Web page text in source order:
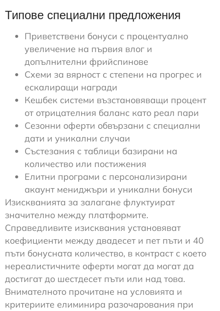
Типове специални предложения
Приветствени бонуси с процентуално
увеличение на първия влог и
допълнителни фрийспинове
Схеми за вярност с степени на прогрес и
ескалиращи награди
Кешбек системи възстановяващи процент
от отрицателния баланс като реал пари
Сезонни оферти обвързани с специални
дати и уникални случаи
Състезания с таблици базирани на
количество или постижения
Елитни програми с персонализирани
акаунт мениджъри и уникални бонуси
Изискванията за залагане флуктуират
значително между платформите.
Справедливите изисквания установяват
коефициенти между двадесет и пет пъти и 40
пъти бонусната количество, в контраст с което
нереалистичните оферти могат да могат да
достигат до шестдесет пъти или над това.
Внимателното прочитане на условията и
критериите елиминира разочарования при